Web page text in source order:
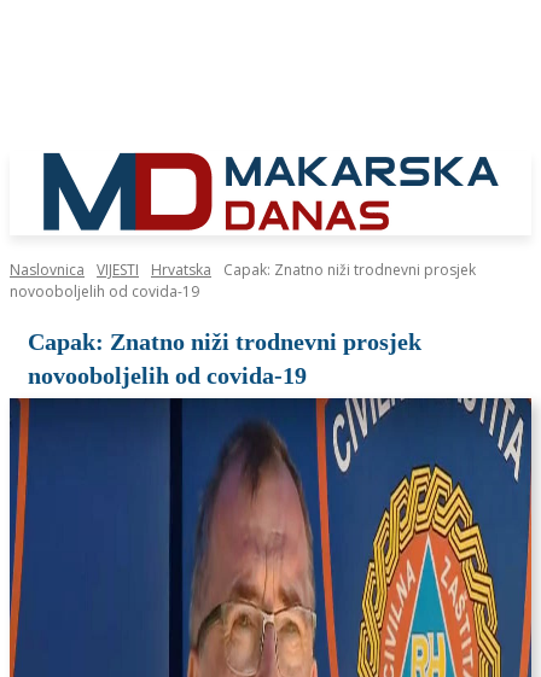
Naslovnica VIJESTI Hrvatska
Capak: Znatno niži trodnevni prosjek
novooboljelih od covida-19
Capak: Znatno niži trodnevni prosjek
novooboljelih od covida-19